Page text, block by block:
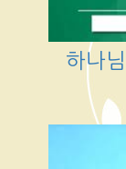
하나